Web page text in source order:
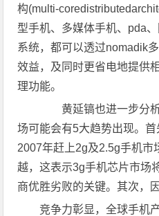
构(multi-
型手机、多媒体手机、pda
系统，都可以透过nomadik
效益，及同时更省电地提供
理功能。
黄延镐也进一步分析
场可能会有5大趋势出现。
2007年赶上2g及2.5g手机市
越，这表示3g手机芯片市场
商优胜劣败的关键。其次，
竞争力彰显，全球手机